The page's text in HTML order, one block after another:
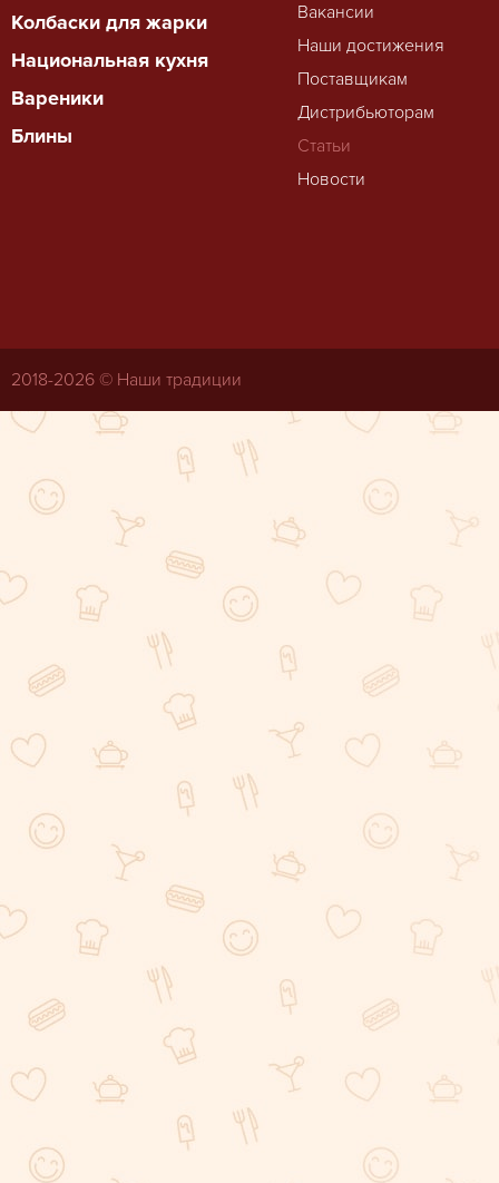
Колбаски для жарки
Национальная кухня
Вареники
Блины
Вакансии
Наши достижения
Поставщикам
Дистрибьюторам
Статьи
Новости
2018-2026 © Наши традиции